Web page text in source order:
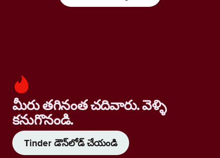
మీరు తగినంత చదివారు. వెళ్ళి
కనుగొనండి.
Tinder డౌన్‌లోడ్ చేయండి